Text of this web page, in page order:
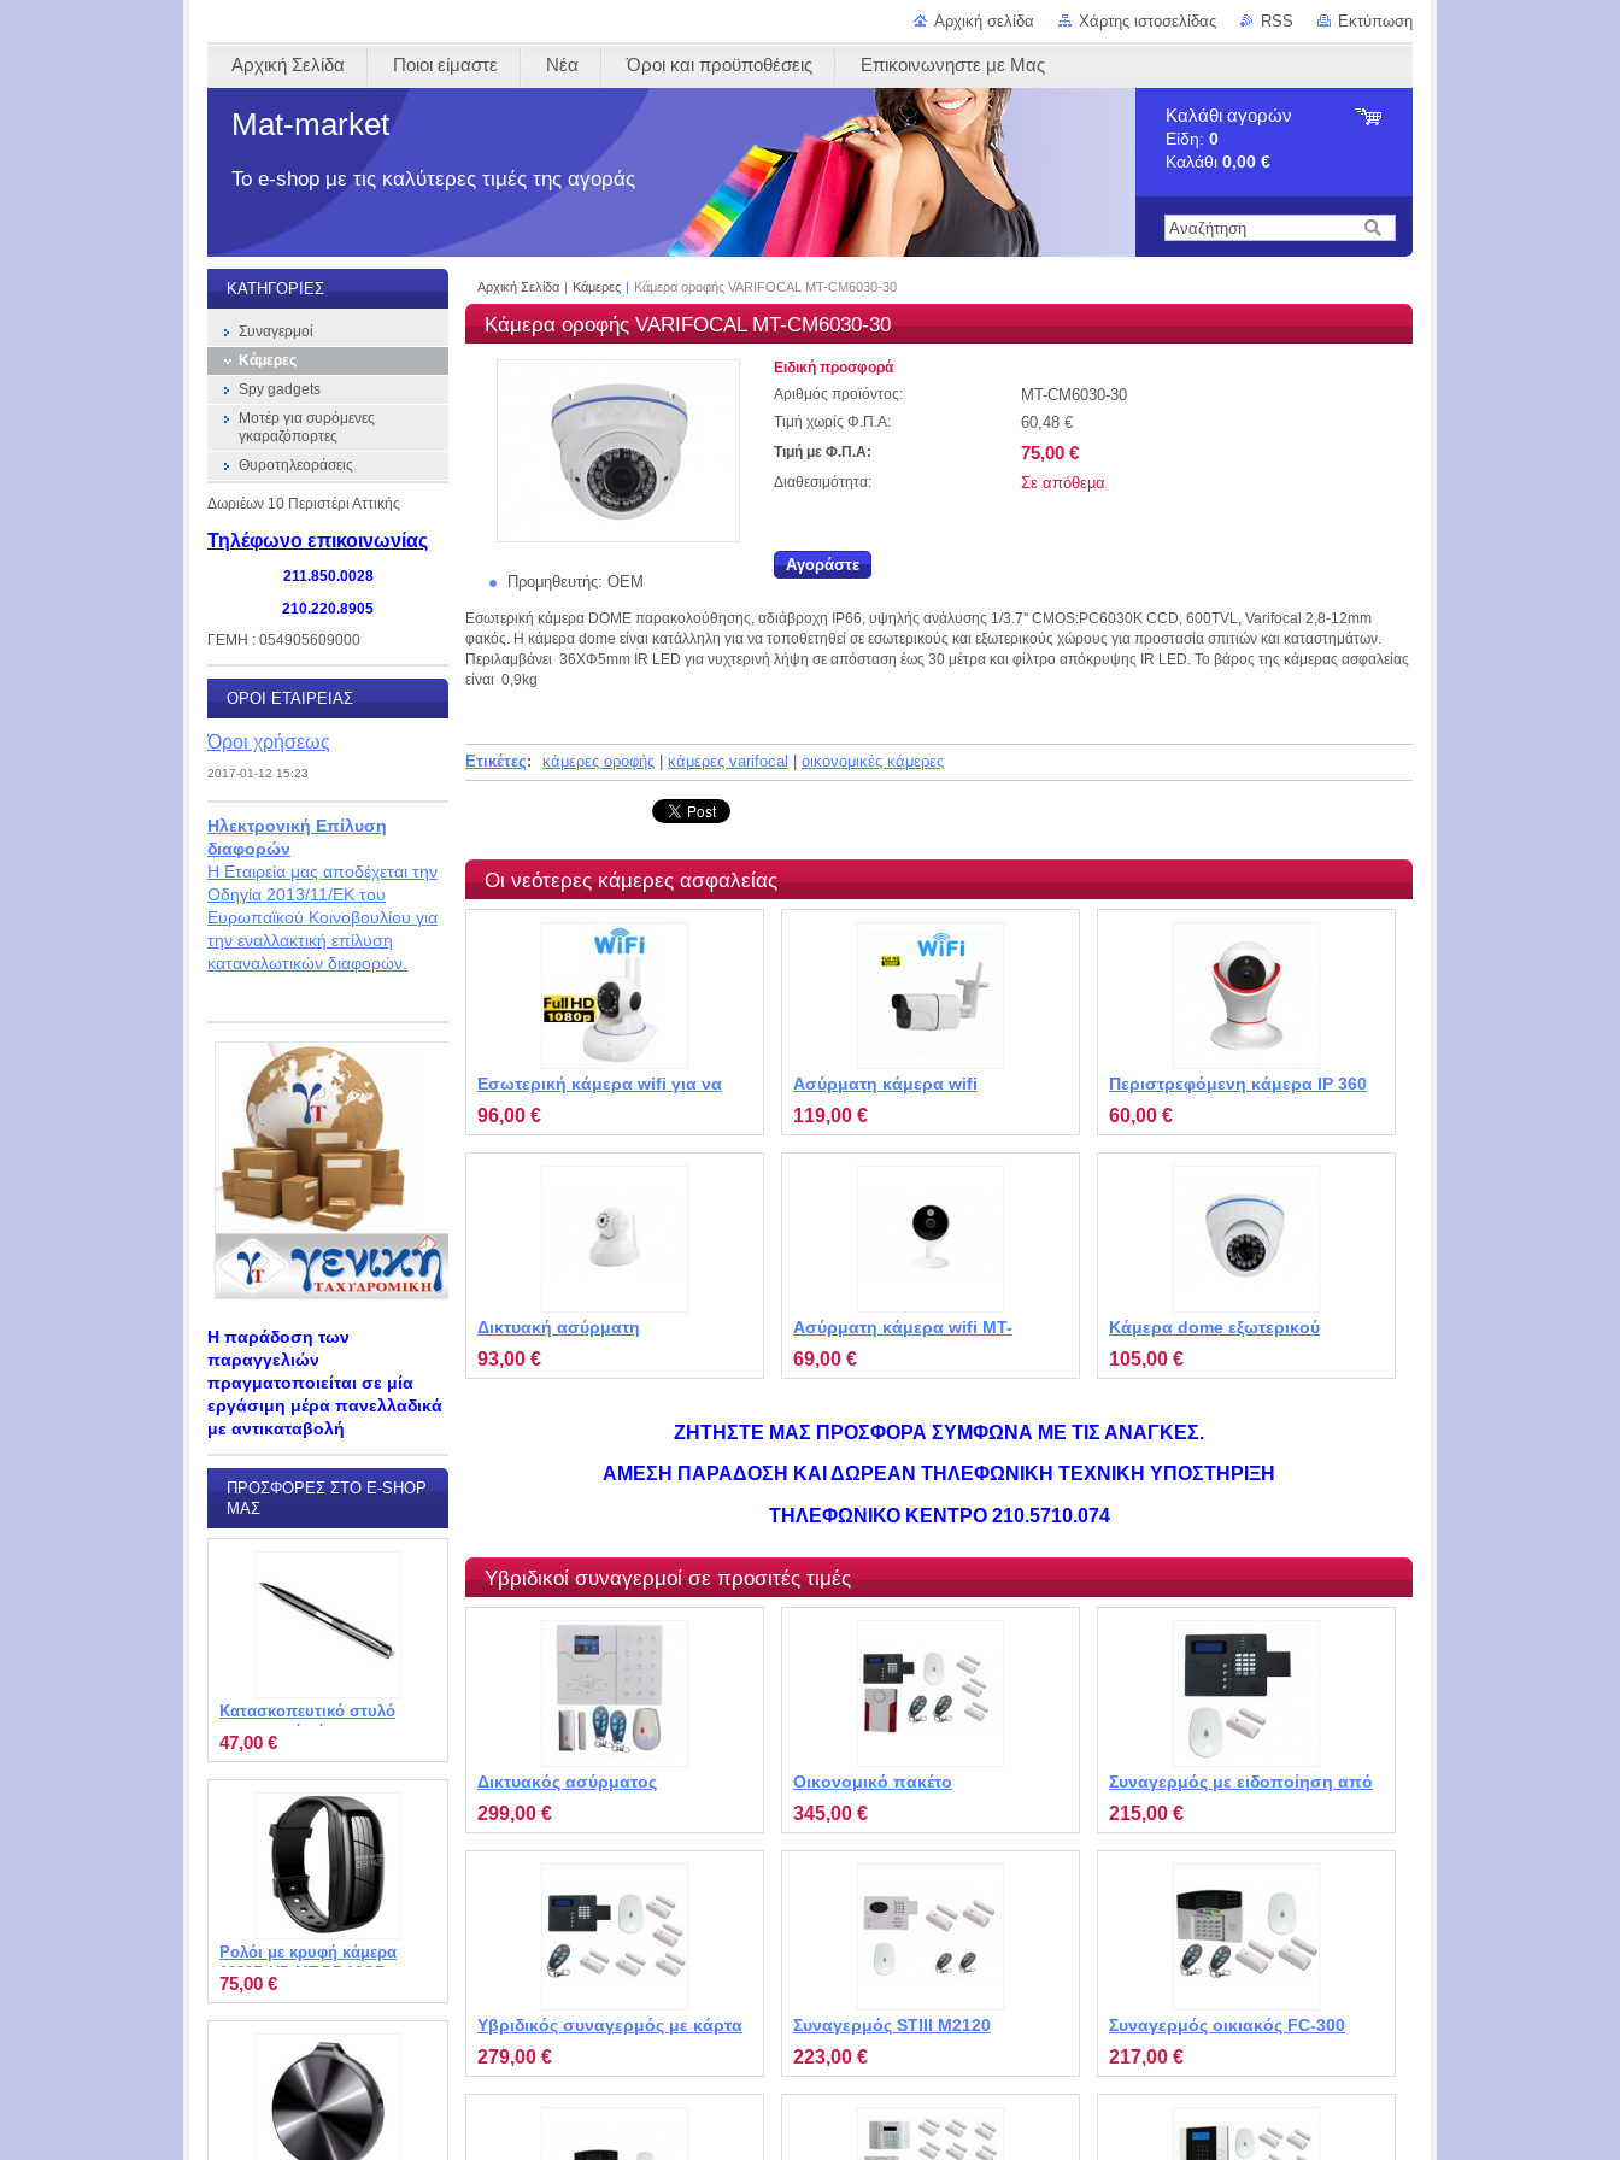
Αρχική σελίδα Χάρτης ιστοσελίδας RSS Εκτύπωση
Αρχική Σελίδα Ποιοι είμαστε Νέα Όροι και προϋποθέσεις Επικοινωνηστε με Μας
Mat-market
Το e-shop με τις καλύτερες τιμές της αγοράς
Καλάθι αγορών
Είδη: 0
Καλάθι 0,00 €
Αρχική Σελίδα | Κάμερες | Κάμερα οροφής VARIFOCAL MT-CM6030-30
Κάμερα οροφής VARIFOCAL MT-CM6030-30
Προμηθευτής: OEM
Ειδική προσφορά
Αριθμός προϊόντος:
MT-CM6030-30
Τιμή χωρίς Φ.Π.Α: 60,48 €
Τιμή με Φ.Π.Α: 75,00 €
Διαθεσιμότητα: Σε απόθεμα
Αγοράστε
Εσωτερική κάμερα DOME παρακολούθησης, αδιάβροχη IP66, υψηλής ανάλυσης 1/3.7'' CMOS:PC6030K CCD, 600TVL, Varifocal 2,8-12mm
φακός. Η κάμερα dome είναι κατάλληλη για να τοποθετηθεί σε εσωτερικούς και εξωτερικούς χώρους για προστασία σπιτιών και καταστημάτων.
Περιλαμβάνει 36XΦ5mm IR LED για νυχτερινή λήψη σε απόσταση έως 30 μέτρα και φίλτρο απόκρυψης IR LED. Το βάρος της κάμερας ασφαλείας
είναι 0,9kg
Ετικέτες: κάμερες οροφής | κάμερες varifocal | οικονομικές κάμερες
Οι νεότερες κάμερες ασφαλείας
Εσωτερική κάμερα wifi για να
βλέπετε ζωντανά στο κινητό
MT-PT-200 IP
96,00 €
Ασύρματη κάμερα wifi
εξωτερικού χώρου MT-WS200
119,00 €
Περιστρεφόμενη κάμερα IP 360
μοιρών για εσωτερική
παρακολούθηση σπιτιού MT-
XM3401
60,00 €
Δικτυακή ασύρματη
περιστρεφόμενη κάμερα IP MT-
FC2403P
93,00 €
Ασύρματη κάμερα wifi MT-
FC1405P
69,00 €
Κάμερα dome εξωτερικού
χώρου MT-DNJ138
105,00 €
ΖΗΤΗΣΤΕ ΜΑΣ ΠΡΟΣΦΟΡΑ ΣΥΜΦΩΝΑ ΜΕ ΤΙΣ ΑΝΑΓΚΕΣ.
ΑΜΕΣΗ ΠΑΡΑΔΟΣΗ ΚΑΙ ΔΩΡΕΑΝ ΤΗΛΕΦΩΝΙΚΗ ΤΕΧΝΙΚΗ ΥΠΟΣΤΗΡΙΞΗ
ΤΗΛΕΦΩΝΙΚΟ ΚΕΝΤΡΟ 210.5710.074
Υβριδικοί συναγερμοί σε προσιτές τιμές
Δικτυακός ασύρματος
συναγερμός με WiFi VGT MT-
1120
299,00 €
Οικονομικό πακέτο
συναγερμού με κάρτα sim STV
MT3121
345,00 €
Συναγερμός με ειδοποίηση από
κινητό STV MT1100
215,00 €
Υβριδικός συναγερμός με κάρτα
κινητού STV MT-5110
279,00 €
Συναγερμός STIII M2120
ασύρματος και ενσύρματος με
τηλεειδοποίηση
223,00 €
Συναγερμός οικιακός FC-300
MT-2120 με 2 επαφές, 1 ραντάρ,
2 χειριστήρια
217,00 €
ΚΑΤΗΓΟΡΊΕΣ
Συναγερμοί
Κάμερες
Spy gadgets
Μοτέρ για συρόμενες
γκαραζόπορτες
Θυροτηλεοράσεις
Δωριέων 10 Περιστέρι Αττικής
Τηλέφωνο επικοινωνίας
211.850.0028
210.220.8905
ΓΕΜΗ : 054905609000
ΌΡΟΙ ΕΤΑΙΡΕΊΑΣ
Όροι χρήσεως
2017-01-12 15:23
Ηλεκτρονική Επίλυση
διαφορών
Η Εταιρεία μας αποδέχεται την
Οδηγία 2013/11/ΕΚ του
Ευρωπαϊκού Κοινοβουλίου για
την εναλλακτική επίλυση
καταναλωτικών διαφορών.
Η παράδοση των
παραγγελιών
πραγματοποιείται σε μία
εργάσιμη μέρα πανελλαδικά
με αντικαταβολή
ΠΡΟΣΦΟΡΈΣ ΣΤΟ E-SHOP
ΜΑΣ
Κατασκοπευτικό στυλό
καταγραφής ήχου με
μνήμη 8GB και MP3
47,00 €
Ρολόι με κρυφή κάμερα
1080P HD MT-D5 16GB
75,00 €